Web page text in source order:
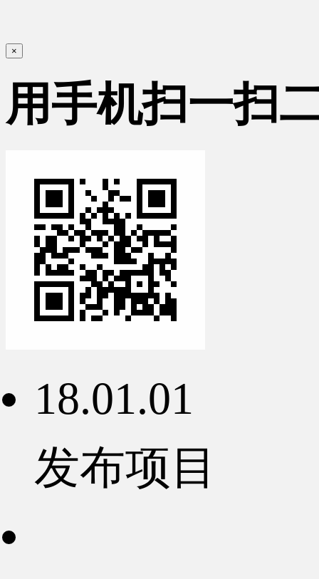
×
用手机扫一扫
18.01.01
发布项目